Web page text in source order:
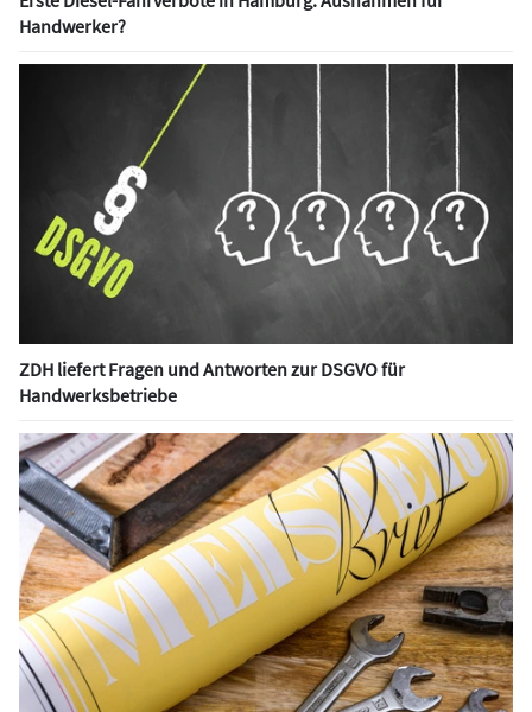
Handwerker?
ZDH liefert Fragen und Antworten zur DSGVO für
Handwerksbetriebe